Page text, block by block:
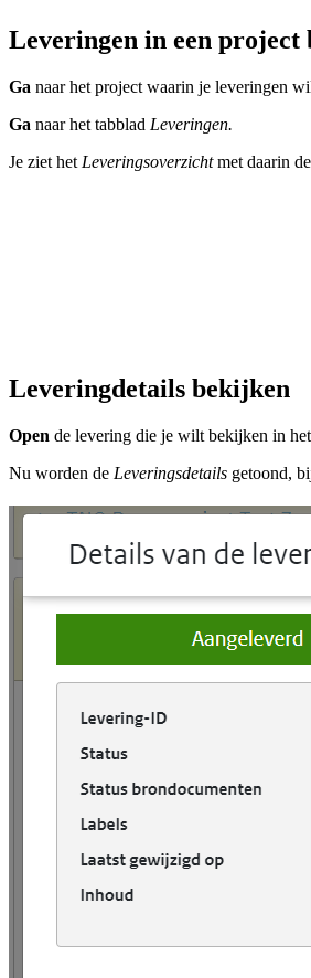
Leveringen in een project
Ga naar het project waarin je leveringen
Ga naar het tabblad Leveringen.
Je ziet het Leveringsoverzichtmet daarin
Leveringdetails bekijken
Open de levering die je wilt bekijken in het
Nu worden de Leveringsdetails getoond,